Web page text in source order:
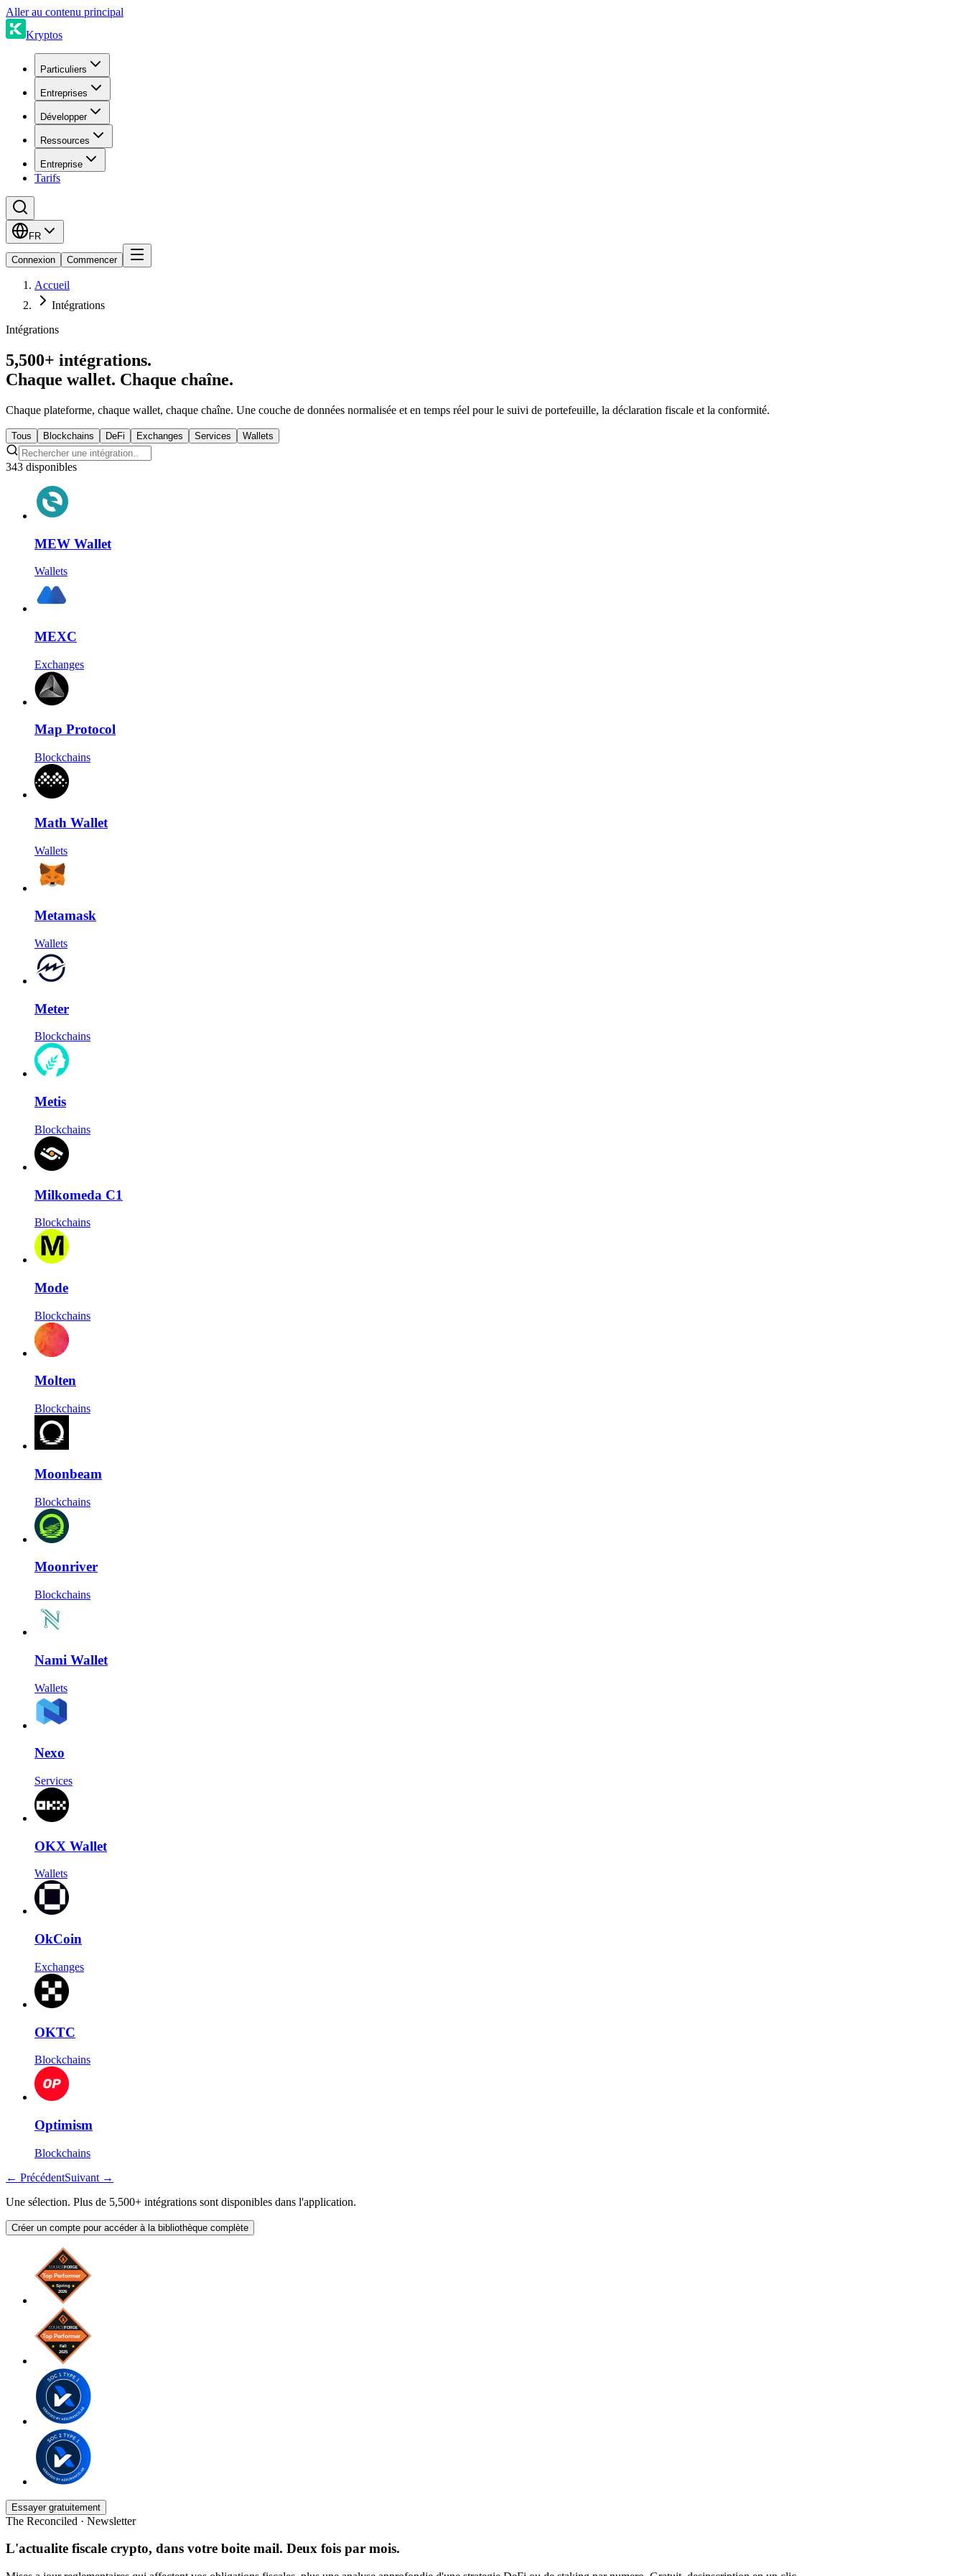
Aller au contenu principal
Kryptos
Particuliers
Entreprises
Développer
Ressources
Entreprise
Tarifs
FR
Connexion Commencer
Accueil
Intégrations
Intégrations
5,500+ intégrations.
Chaque wallet. Chaque chaîne.
Chaque plateforme, chaque wallet, chaque chaîne. Une couche de données normalisée et en temps réel pour le suivi de portefeuille, la déclaration fiscale et la conformité.
Tous Blockchains DeFi Exchanges Services Wallets
343 disponibles
MEW Wallet
Wallets
MEXC
Exchanges
Map Protocol
Blockchains
Math Wallet
Wallets
Metamask
Wallets
Meter
Blockchains
Metis
Blockchains
Milkomeda C1
Blockchains
Mode
Blockchains
Molten
Blockchains
Moonbeam
Blockchains
Moonriver
Blockchains
Nami Wallet
Wallets
Nexo
Services
OKX Wallet
Wallets
OkCoin
Exchanges
OKTC
Blockchains
Optimism
Blockchains
← PrécédentSuivant →
Une sélection. Plus de 5,500+ intégrations sont disponibles dans l'application.
Créer un compte pour accéder à la bibliothèque complète
Essayer gratuitement
The Reconciled · Newsletter
L'actualite fiscale crypto, dans votre boite mail. Deux fois par mois.